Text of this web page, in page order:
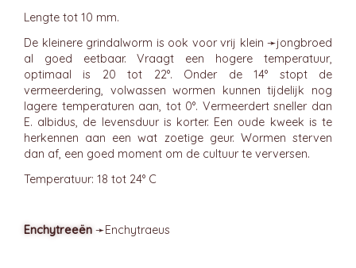
Lengte tot 10 mm.
De kleinere grindalworm is ook voor vrij klein ➛jongbroed
al goed eetbaar. Vraagt een hogere temperatuur,
optimaal is 20 tot 22°. Onder de 14° stopt de
vermeerdering, volwassen wormen kunnen tijdelijk nog
lagere temperaturen aan, tot 0°. Vermeerdert sneller dan
E. albidus, de levensduur is korter. Een oude kweek is te
herkennen aan een wat zoetige geur. Wormen sterven
dan af, een goed moment om de cultuur te verversen.
Temperatuur: 18 tot 24° C
Enchytreeën ➛Enchytraeus